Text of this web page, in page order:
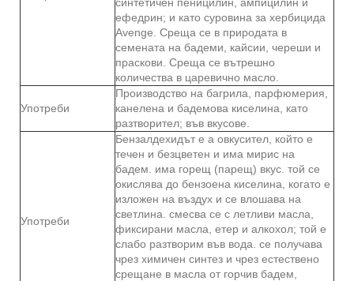
ефедрин; и като суровина за хербицида
Avenge. Среща се в природата в
семената на бадеми, кайсии, череши и
праскови. Среща се вътрешно
количества в царевично масло.
Употреби
Производство на багрила, парфюмерия,
канелена и бадемова киселина, като
разтворител; във вкусове.
Употреби
Бензалдехидът е a овкусител, който е
течен и безцветен и има мирис на
бадем. има горещ (парещ) вкус. той се
окислява до бензоена киселина, когато е
изложен на въздух и се влошава на
светлина. смесва се с летливи масла,
фиксирани масла, етер и алкохол; той е
слабо разтворим във вода. се получава
чрез химичен синтез и чрез естествено
срещане в масла от горчив бадем,